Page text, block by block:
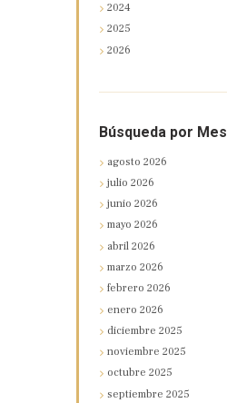
2024
2025
2026
Búsqueda por Mes
agosto2026
julio2026
junio2026
mayo2026
abril2026
marzo2026
febrero2026
enero2026
diciembre2025
noviembre2025
octubre2025
septiembre2025